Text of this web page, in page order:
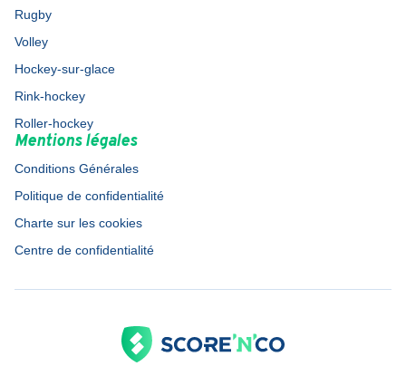
Rugby
Volley
Hockey-sur-glace
Rink-hockey
Roller-hockey
Mentions légales
Conditions Générales
Politique de confidentialité
Charte sur les cookies
Centre de confidentialité